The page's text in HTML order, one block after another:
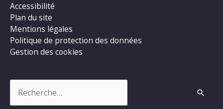
Accessibilité
Plan du site
Mentions légales
Politique de protection des données
Gestion des cookies